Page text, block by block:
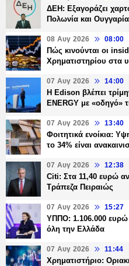
ΔΕΗ: Εξαγοράζει
Πολωνία και Ουγγαρία
08 Αυγ 2026 08:00
Πώς κινούνται οι
Χρηματιστηρίου στα
07 Αυγ 2026 14:00
Η Edison βλέπει
ENERGY με «οδηγό»
07 Αυγ 2026 13:40
Φοιτητικά ενοίκια:
το 34% είναι
07 Αυγ 2026 12:38
Citi: Στα 11,40 ευρώ
Τράπεζα Πειραιώς
07 Αυγ 2026 15:27
ΥΠΠΟ: 1.106.000 ευρώ
όλη την Ελλάδα
07 Αυγ 2026 11:44
Χρηματιστήριο: